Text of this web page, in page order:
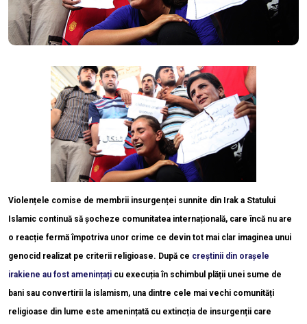
Violențele comise de membrii insurgenței sunnite din Irak a Statului
Islamic continuă să șocheze comunitatea internațională, care încă nu are
o reacție fermă împotriva unor crime ce devin tot mai clar imaginea unui
genocid realizat pe criterii religioase. După ce creștinii din orașele
irakiene au fost amenințați cu execuția în schimbul plății unei sume de
bani sau convertirii la islamism, una dintre cele mai vechi comunități
religioase din lume este amenințată cu extincția de insurgenții care